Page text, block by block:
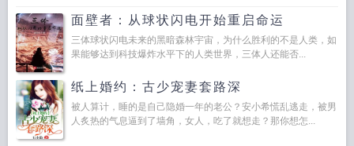
面壁者：从球状闪电开始重启命运
三体球状闪电未来的黑暗森林宇宙，为什么胜利的不是人类，如
果能够达到科技爆炸水平下的人类世界，三体人还能否...
纸上婚约：古少宠妻套路深
被人算计，睡的是自己隐婚一年的老公？安小希慌乱逃走，被男
人炙热的气息逼到了墙角，女人，吃了就想走？那你想怎...